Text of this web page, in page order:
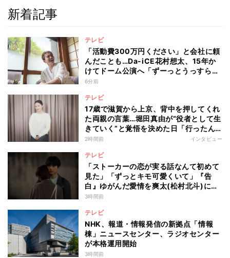
新着記事
テレビ
「活動費300万円ください」と会社に頼
んだことも…Da-iCE花村想太、15年か
けてドーム公演へ「ずーっとうっすらや
けど右肩上がり続けられていた」
6分前
テレビ
17歳で滋賀から上京、背中を押してくれ
た両親の言葉…堀田真由が“役者として生
きていく”と覚悟を決めた日「行ったん
やったら、もう帰られへんな」
2時間前 インタビュー
テレビ
「ストーカーの恋が実る話なんて初めて
見た」「ずっとキモ可愛くいて」『告
白』ゆがんだ愛情を爽太(松村北斗)に向
ける視聴者の声
3時間前
テレビ
NHK、報道・情報発信の新拠点「情報
棟」ニュースセンター、ラジオセンター
が本格運用開始
3時間前